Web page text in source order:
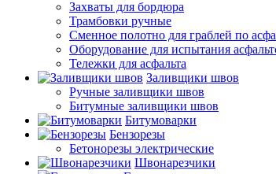
Захваты для бордюра
Трамбовки ручные
Сменное полотно для граблей по
Оборудование для испытания
Тележки для асфальта
Заливщики швов
Ручные заливщики швов
Битумные заливщики швов
Битумоварки
Бензорезы
Бетонорезы электрические
Швонарезчики